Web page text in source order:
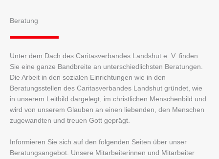
Beratung
Unter dem Dach des Caritasverbandes Landshut e. V. finden
Sie eine ganze Bandbreite an unterschiedlichsten Beratungen.
Die Arbeit in den sozialen Einrichtungen wie in den
Beratungsstellen des Caritasverbandes Landshut gründet, wie
in unserem Leitbild dargelegt, im christlichen Menschenbild und
wird von unserem Glauben an einen liebenden, den Menschen
zugewandten und treuen Gott geprägt.
Informieren Sie sich auf den folgenden Seiten über unser
Beratungsangebot. Unsere Mitarbeiterinnen und Mitarbeiter